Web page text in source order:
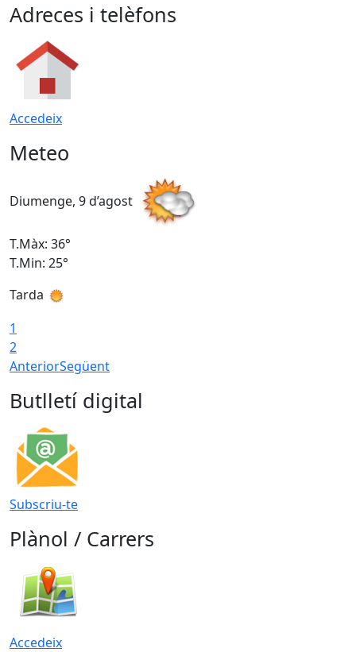
Adreces i telèfons
Accedeix
Meteo
Diumenge, 9 d’agost
T.Màx: 36°
T.Min: 25°
Tarda
1
2
AnteriorSegüent
Butlletí digital
Subscriu-te
Plànol / Carrers
Accedeix